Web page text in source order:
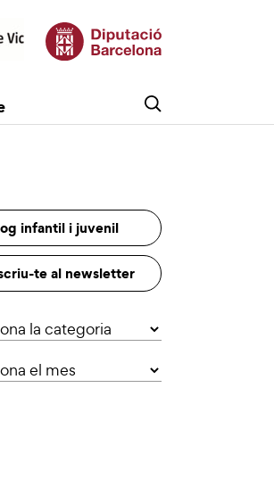
infantil i juvenil
te al newsletter